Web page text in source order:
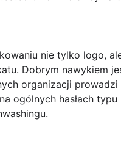
nie tylko logo,
Dobrym nawykiem
organizacji prowadzi
ogólnych hasłach typu